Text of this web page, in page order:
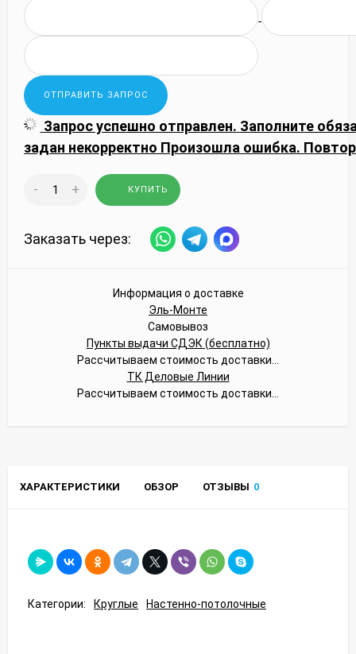
Запрос успешно отправлен. Заполните
задан некорректно Произошла ошибка.
- + КУПИТЬ
Заказать через:
Информация о доставке
Эль-Монте
Самовывоз
Пункты выдачи СДЭК (бесплатно)
Рассчитываем стоимость доставки...
ТК Деловые Линии
Рассчитываем стоимость доставки...
ХАРАКТЕРИСТИКИ ОБЗОР ОТЗЫВЫ 0
Категории: Круглые Настенно-потолочные